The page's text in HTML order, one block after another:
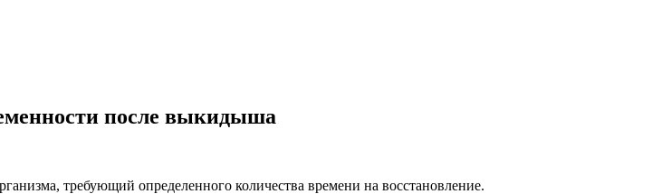
после выкидыша
требующий определенного количества времени на восстановление.